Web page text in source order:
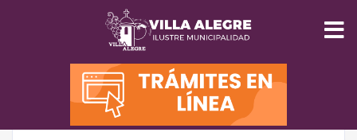
INICIO
MUNICIPALIDAD